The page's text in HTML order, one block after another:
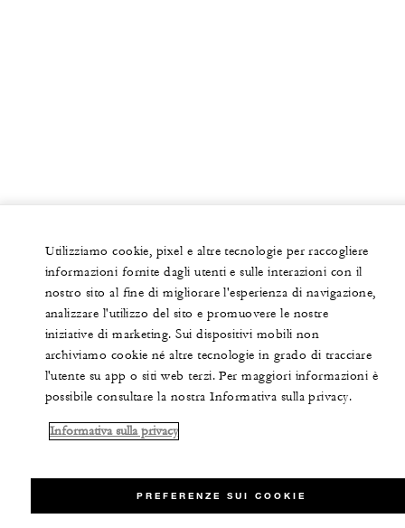
Utilizziamo cookie, pixel e altre tecnologie per raccogliere
informazioni fornite dagli utenti e sulle interazioni con il
nostro sito al fine di migliorare l'esperienza di navigazione,
analizzare l'utilizzo del sito e promuovere le nostre
iniziative di marketing. Sui dispositivi mobili non
archiviamo cookie né altre tecnologie in grado di tracciare
l'utente su app o siti web terzi. Per maggiori informazioni è
possibile consultare la nostra Informativa sulla privacy.
Informativa sulla privacy
PREFERENZE SUI COOKIE